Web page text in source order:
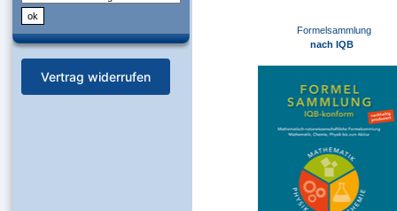
Vertrag widerrufen
Formelsammlung
nach IQB